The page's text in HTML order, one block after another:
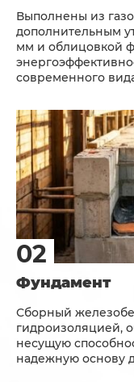
Выполнены из
дополнительным
мм и облицовкой
современного
Фундамент
Сборный
гидроизоляцией,
несущую
надежную основу